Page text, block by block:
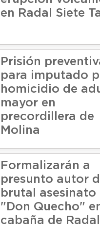
en Radal Siete
Prisión
para imputado
homicidio de
mayor en
precordillera de
Molina
Formalizarán a
presunto autor
brutal asesinato
"Don Quecho"
cabaña de Radal